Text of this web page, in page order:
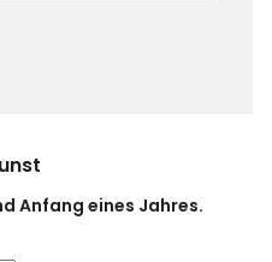
Anfang eines Jahres.